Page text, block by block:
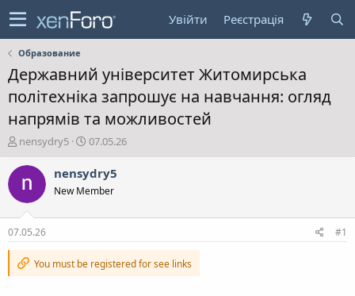
Увійти Реєстрація
Образование
Державний університет Житомирська
політехніка запрошує на навчання: огляд
напрямів та можливостей
А
т
о
р
е
м
и
nensydry5
Д
т
с
р
е
07.05.26
nensydry5
New Member
07.05.26 #1
You must be registered for see links